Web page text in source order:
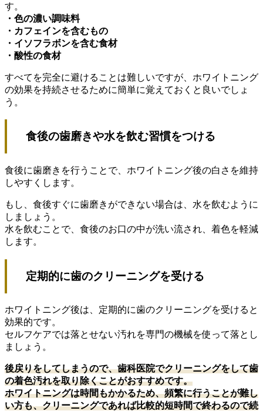
す。
・色の濃い調味料
・カフェインを含むもの
・イソフラボンを含む食材
・酸性の食材
すべてを完全に避けることは難しいですが、ホワイトニング
の効果を持続させるために簡単に覚えておくと良いでしょ
う。
食後の歯磨きや水を飲む習慣をつける
食後に歯磨きを行うことで、ホワイトニング後の白さを維持
しやすくします。
もし、食後すぐに歯磨きができない場合は、水を飲むように
しましょう。
水を飲むことで、食後のお口の中が洗い流され、着色を軽減
します。
定期的に歯のクリーニングを受ける
ホワイトニング後は、定期的に歯のクリーニングを受けると
効果的です。
セルフケアでは落とせない汚れを専門の機械を使って落とし
ましょう。
後戻りをしてしまうので、歯科医院でクリーニングをして歯
の着色汚れを取り除くことがおすすめです。
ホワイトニングは時間もかかるため、頻繁に行うことが難し
い方も、クリーニングであれば比較的短時間で終わるので続